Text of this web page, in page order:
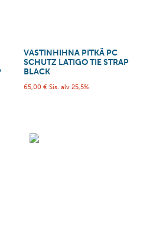
VASTINHIHNA PITKÄ PC
SCHUTZ LATIGO TIE STRAP
BLACK
65,00 € Sis. alv 25,5%